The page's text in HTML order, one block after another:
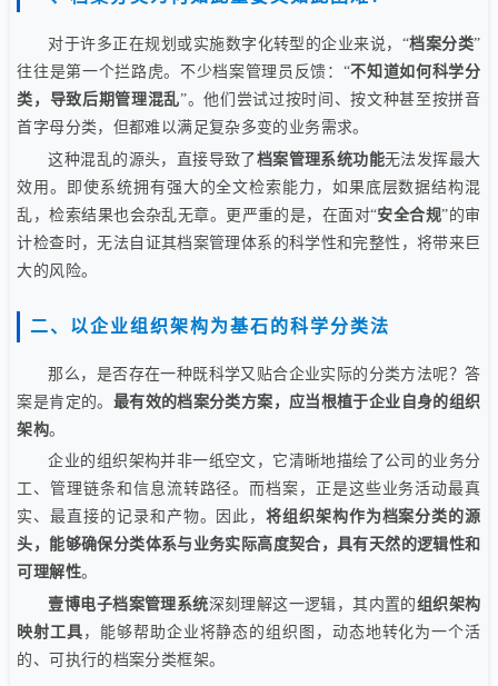
对于许多正在规划或实施数字化转型的企业来说，“档案分类”
往往是第一个拦路虎。不少档案管理员反馈：“不知道如何科学分
类，导致后期管理混乱”。他们尝试过按时间、按文种甚至按拼音
首字母分类，但都难以满足复杂多变的业务需求。
这种混乱的源头，直接导致了档案管理系统功能无法发挥最大
效用。即使系统拥有强大的全文检索能力，如果底层数据结构混
乱，检索结果也会杂乱无章。更严重的是，在面对“安全合规”的审
计检查时，无法自证其档案管理体系的科学性和完整性，将带来巨
大的风险。
二、以企业组织架构为基石的科学分类法
那么，是否存在一种既科学又贴合企业实际的分类方法呢？答
案是肯定的。 最有效的档案分类方案，应当根植于企业自身的组织
架构。
企业的组织架构并非一纸空文，它清晰地描绘了公司的业务分
工、管理链条和信息流转路径。而档案，正是这些业务活动最真
实、最直接的记录和产物。因此，将组织架构作为档案分类的源
头，能够确保分类体系与业务实际高度契合，具有天然的逻辑性和
可理解性。
壹博电子档案管理系统深刻理解这一逻辑，其内置的组织架构
映射工具 ，能够帮助企业将静态的组织图，动态地转化为一个活
的、可执行的档案分类框架。